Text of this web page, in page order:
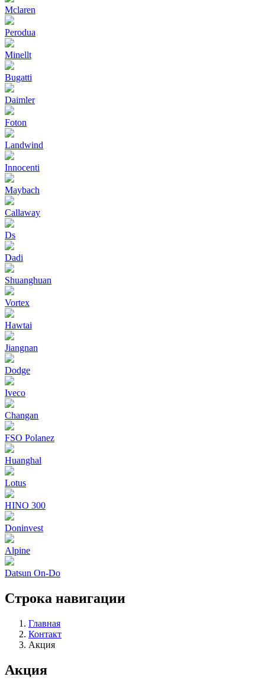
Mclaren
Perodua
Minellt
Bugatti
Daimler
Foton
Landwind
Innocenti
Maybach
Callaway
Ds
Dadi
Shuanghuan
Vortex
Hawtai
Jiangnan
Dodge
Iveco
Changan
FSO Polanez
Huanghal
Lotus
HINO 300
Doninvest
Alpine
Datsun On-Do
Строка навигации
Главная
Контакт
Акция
Акция